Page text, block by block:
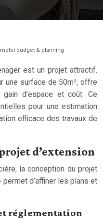
budget & planning
est un projet attractif.
une surface de 50m², offre
d’espace et coût. Ce
pour une estimation
efficace des travaux de
d’extension
la conception du projet
d’affiner les plans et
réglementation